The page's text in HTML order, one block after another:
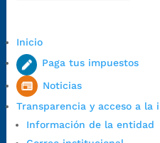
Inicio
Paga tus impuestos
Noticias
Transparencia y acceso a la
Información de la entidad
Colombia
Código Postal:
680006. Código
Horario de Atención:
1:00 p.m. a 5:30 p.m. / viernes
7:00 a.m. a 5:00 p.m., con 30
Horario de Atención CAME